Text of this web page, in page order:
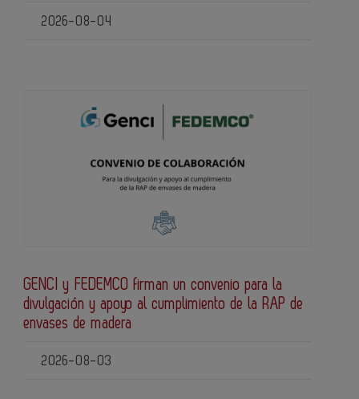
2026-08-04
GENCI y FEDEMCO firman un convenio para la
divulgación y apoyo al cumplimiento de la RAP de
envases de madera
2026-08-03